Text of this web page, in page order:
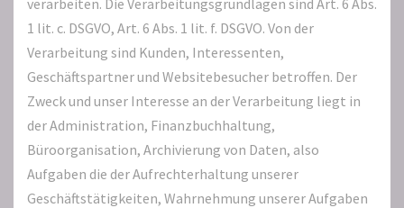
verarbeiten. Die Verarbeitungsgrundlagen sind Art. 6 Abs.
1 lit. c. DSGVO, Art. 6 Abs. 1 lit. f. DSGVO. Von der
Verarbeitung sind Kunden, Interessenten,
Geschäftspartner und Websitebesucher betroffen. Der
Zweck und unser Interesse an der Verarbeitung liegt in
der Administration, Finanzbuchhaltung,
Büroorganisation, Archivierung von Daten, also
Aufgaben die der Aufrechterhaltung unserer
Geschäftstätigkeiten, Wahrnehmung unserer Aufgaben